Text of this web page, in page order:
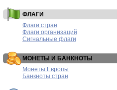
ФЛАГИ
Флаги стран
Флаги организаций
Сигнальные флаги
МОНЕТЫ И БАНКНОТЫ
Монеты Европы
Банкноты стран